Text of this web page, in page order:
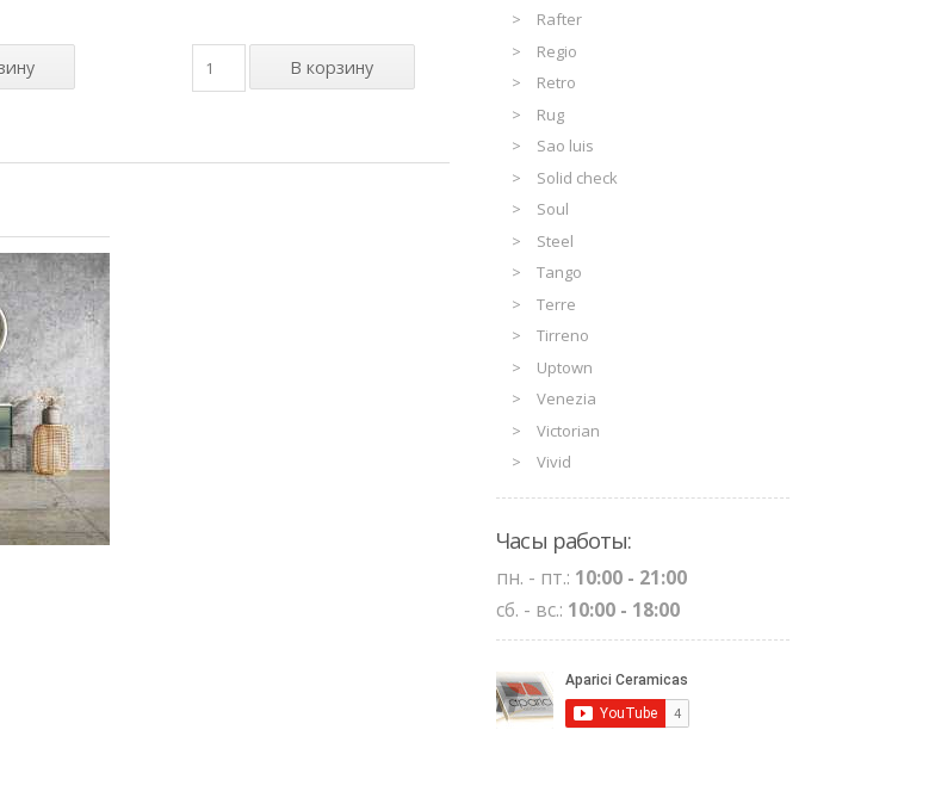
Rafter
Regio
Retro
Rug
Sao luis
Solid check
Soul
Steel
Tango
Terre
Tirreno
Uptown
Venezia
Victorian
Vivid
Часы работы:
пн. - пт.: 10:00 - 21:00
сб. - вс.: 10:00 - 18:00